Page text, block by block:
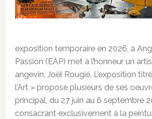
exposition temporaire en 2026, à
Passion (EAP) met à l’honneur un
angevin, Joël Rougié. L’exposition
l’Art » propose plusieurs de ses
principal, du 27 juin au 6 septembre
consacrant exclusivement à la